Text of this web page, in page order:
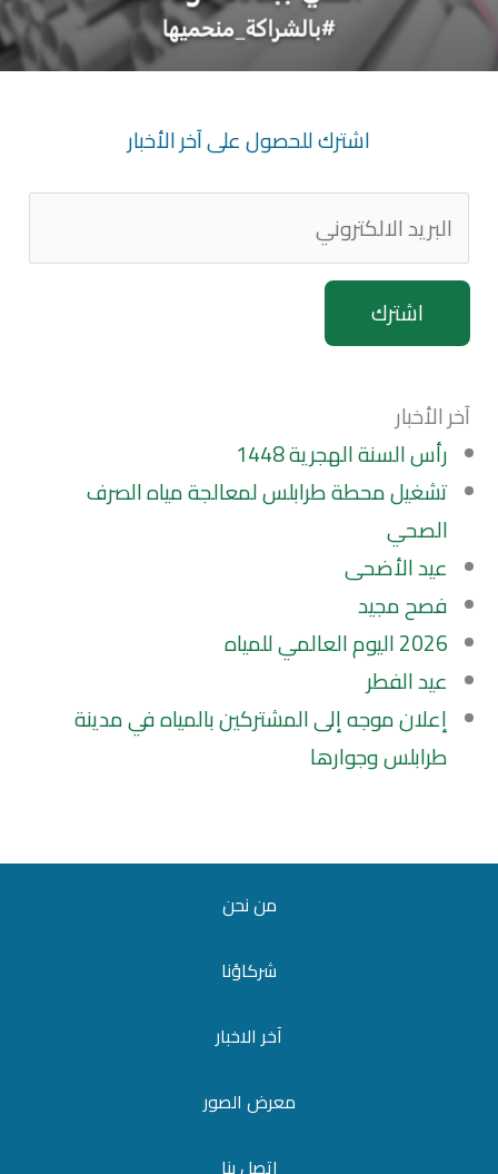
اشترك للحصول على آخر الأخبار
اشترك
آخر الأخبار
رأس السنة الهجرية 1448
تشغيل محطة طرابلس لمعالجة مياه الصرف
الصحي
عيد الأضحى
فصح مجيد
2026 اليوم العالمي للمياه
عيد الفطر
إعلان موجه إلى المشتركين بالمياه في مدينة
طرابلس وجوارها
من نحن
شركاؤنا
آخر الاخبار
معرض الصور
اتصل بنا